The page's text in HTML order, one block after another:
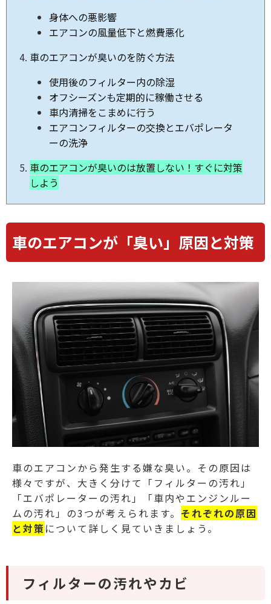
身体への悪影響
エアコンの風量低下と燃費悪化
車のエアコンが臭いのを防ぐ方法
使用後のフィルター内の除湿
オフシーズンも定期的に稼働させる
車内清掃をこまめに行う
エアコンフィルターの交換とエバポレータ
ーの洗浄
車のエアコンが臭いのは放置しない！すぐに対策
しよう
車のエアコンが「臭い」原因と対策
車のエアコンから発生する嫌な臭い。その原因は
様々ですが、大きく分けて「フィルターの汚れ」
「エバポレーターの汚れ」「車内やエンジンルー
ムの汚れ」の3つが考えられます。 それぞれの原因
と対策について詳しく見ていきましょう。
フィルターの汚れやカビ